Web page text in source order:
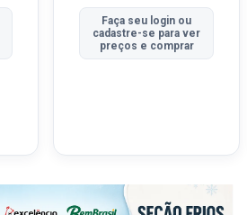
Faça seu login ou
cadastre-se para ver
preços e comprar